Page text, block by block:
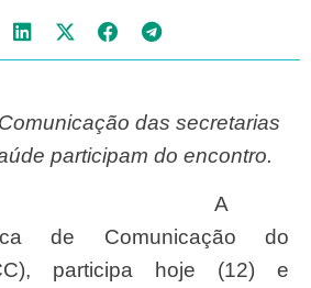
participam do encontro.
A
de Comunicação do
participa hoje (12) e